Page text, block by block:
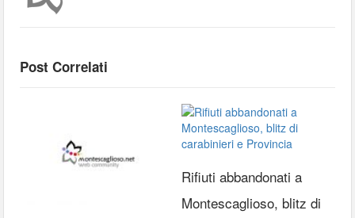
Post Correlati
Rifiuti abbandonati a
Montescaglioso, blitz di